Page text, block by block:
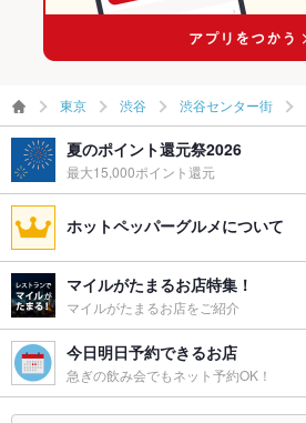
東京 渋谷 渋谷センター街
夏のポイント還元祭2026
最大15,000ポイント還元
ホットペッパーグルメについて
マイルがたまるお店特集！
マイルがたまるお店をご紹介
今日明日予約できるお店
急ぎの飲み会でもネット予約OK！